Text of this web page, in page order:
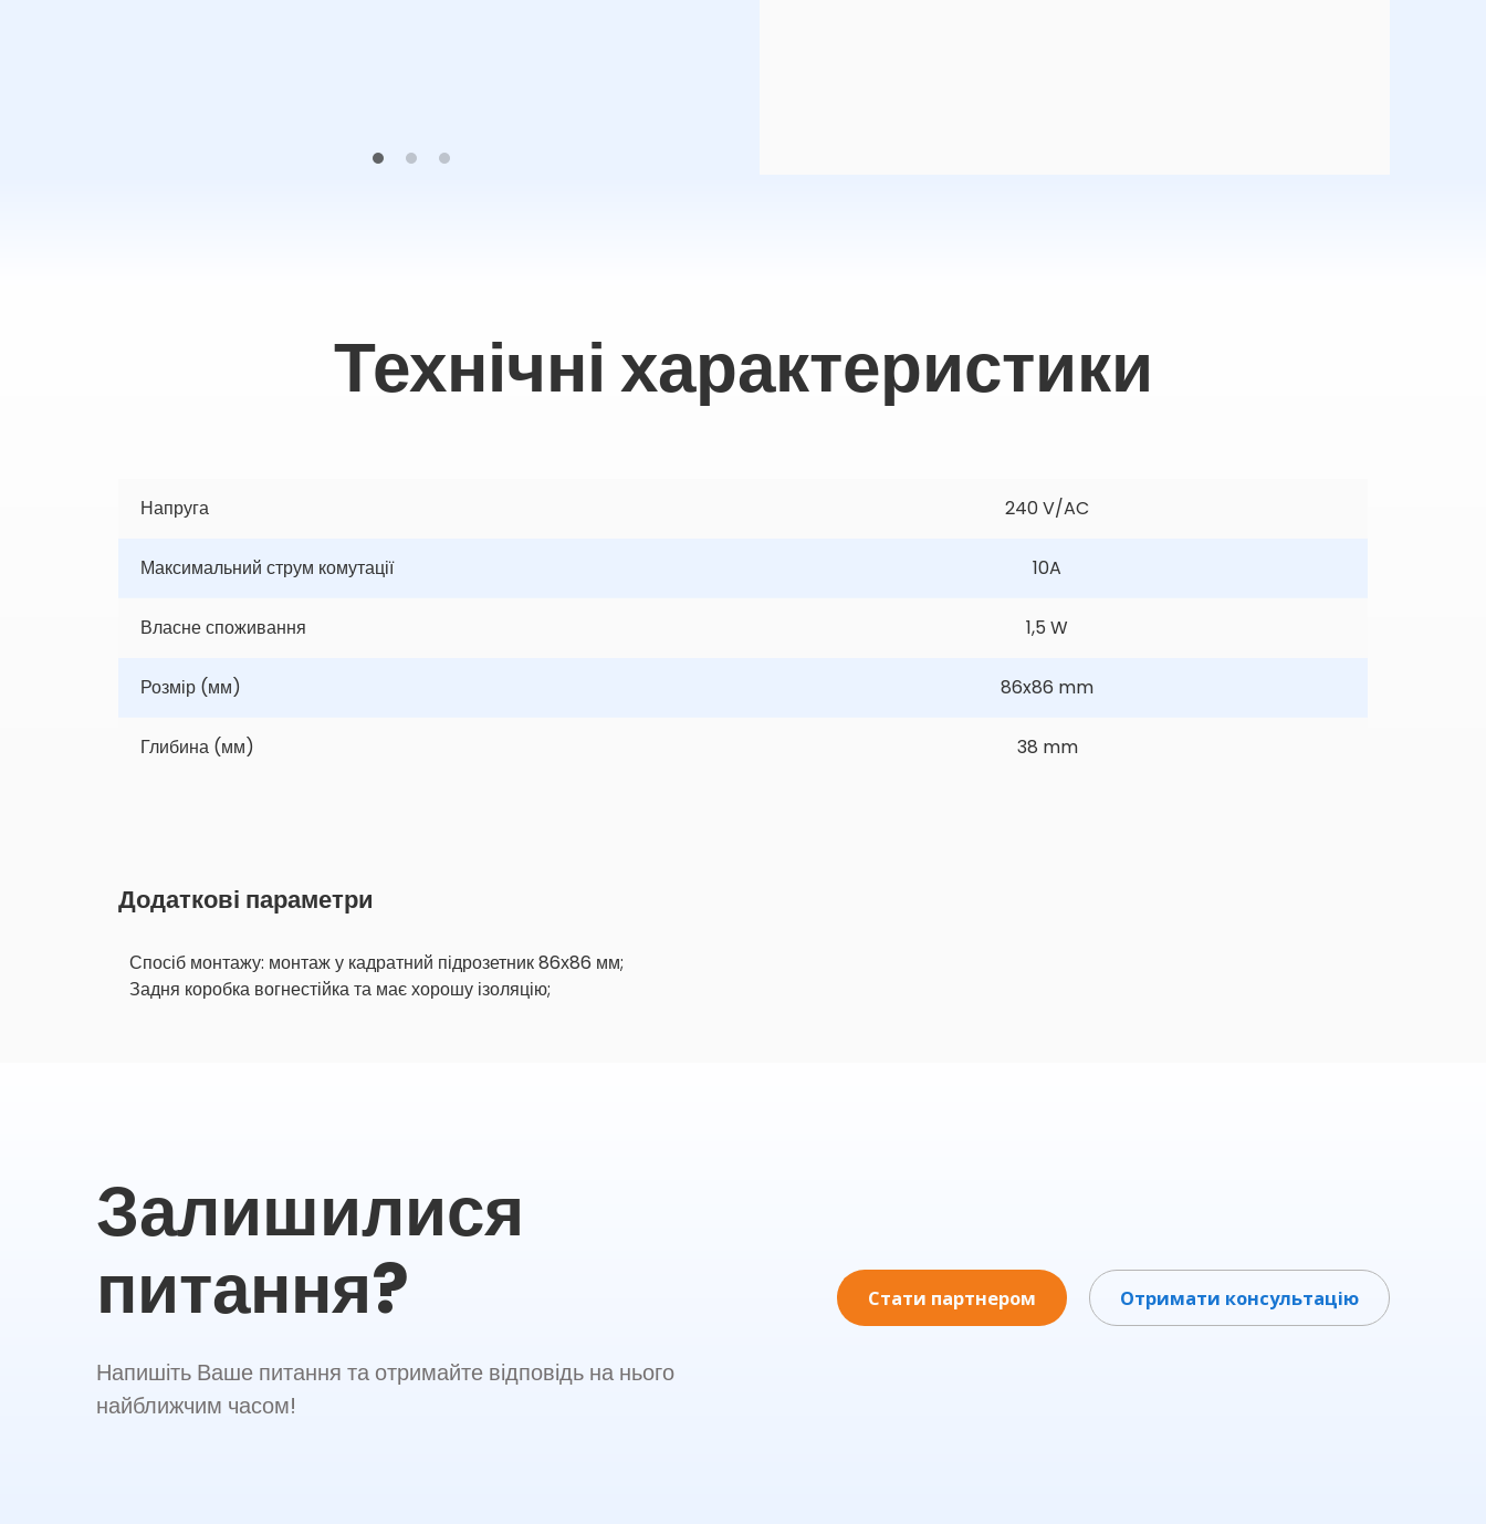
Технічні характеристики
Напруга 240 V/AC
Максимальний струм комутації 10A
Власне споживання 1,5 W
Розмір (мм) 86x86 mm
Глибина (мм) 38 mm
Додаткові параметри
Спосіб монтажу: монтаж у кадратний підрозетник 86х86 мм;
Задня коробка вогнестійка та має хорошу ізоляцію;
Залишилися
питання?
Напишіть Ваше питання та отримайте відповідь на нього
найближчим часом!
Стати партнером Отримати консультацію